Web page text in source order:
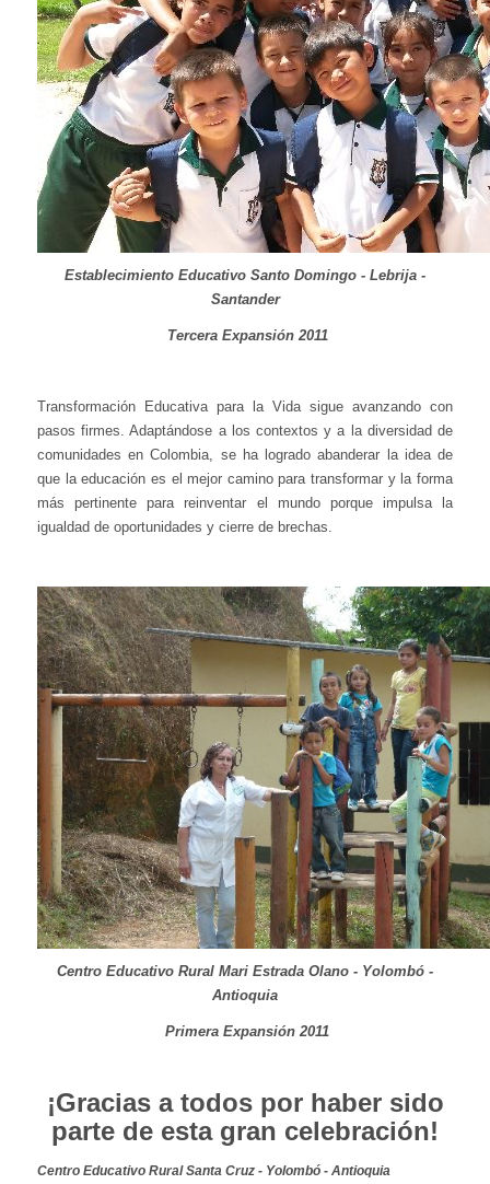
Establecimiento Educativo Santo Domingo - Lebrija -
Santander
Tercera Expansión 2011
Transformación Educativa para la Vida sigue avanzando con
pasos firmes. Adaptándose a los contextos y a la diversidad de
comunidades en Colombia, se ha logrado abanderar la idea de
que la educación es el mejor camino para transformar y la forma
más pertinente para reinventar el mundo porque impulsa la
igualdad de oportunidades y cierre de brechas.
Centro Educativo Rural Mari Estrada Olano - Yolombó -
Antioquia
Primera Expansión 2011
¡Gracias a todos por haber sido
parte de esta gran celebración!
Centro Educativo Rural Santa Cruz - Yolombó - Antioquia